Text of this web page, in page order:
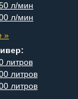
л/мин
л/мин
»
литров
литров
литров